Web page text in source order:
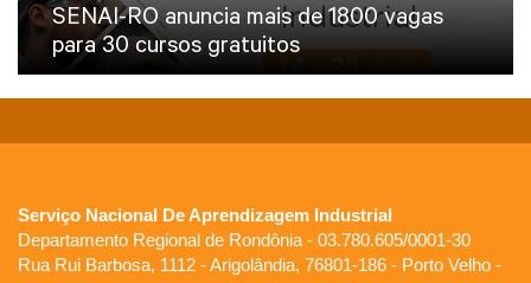
SENAI-RO anuncia mais de 1800 vagas
para 30 cursos gratuitos
Serviço Nacional De Aprendizagem Industrial
Departamento Regional de Rondônia - 03.780.605/0001-30
Rua Rui Barbosa, 1112 - Arigolândia, 76801-186 - Porto Velho -